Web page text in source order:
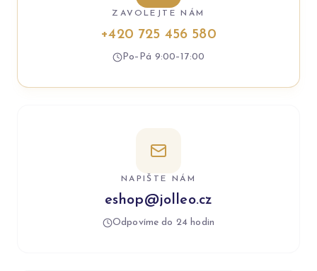
ZAVOLEJTE NÁM
+420 725 456 580
Po–Pá 9:00–17:00
NAPIŠTE NÁM
eshop@jolleo.cz
Odpovíme do 24 hodin